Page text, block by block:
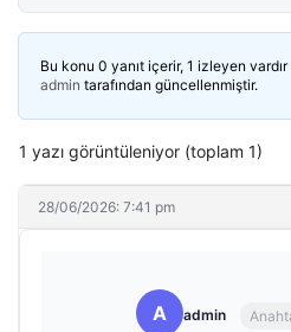
Bu konu 0 yanıt içerir, 1 izleyen
admin tarafından güncellenmiştir.
1 yazı görüntüleniyor (toplam 1)
28/06/2026: 7:41 pm
A admin